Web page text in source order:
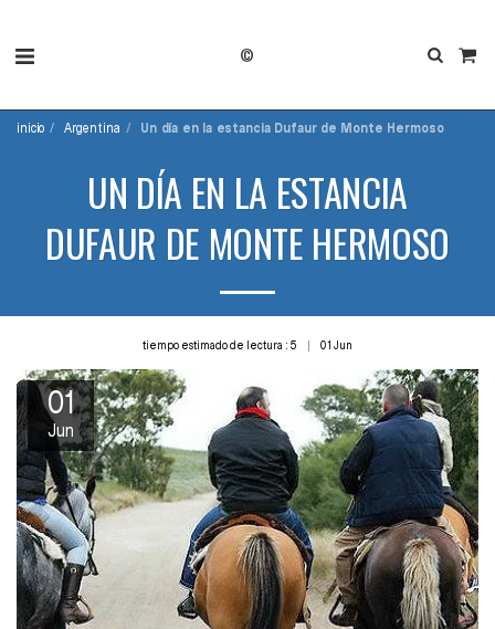
©
inicio Argentina Un día en la estancia Dufaur de Monte Hermoso
UN DÍA EN LA ESTANCIA
DUFAUR DE MONTE HERMOSO
tiempo estimado de lectura : 5 01Jun
01
Jun